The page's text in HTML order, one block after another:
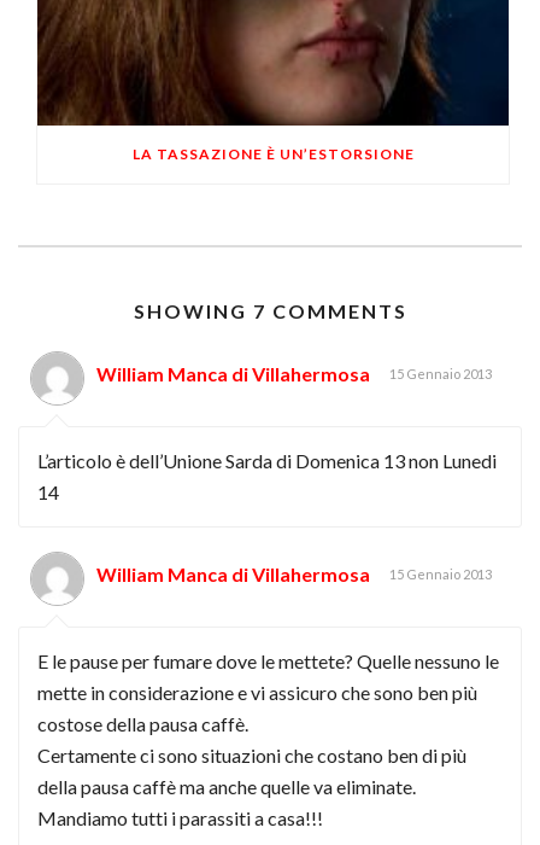
LA TASSAZIONE È UN’ESTORSIONE
SHOWING 7 COMMENTS
William Manca di Villahermosa 15 Gennaio 2013
L’articolo è dell’Unione Sarda di Domenica 13 non Lunedi
14
William Manca di Villahermosa 15 Gennaio 2013
E le pause per fumare dove le mettete? Quelle nessuno le
mette in considerazione e vi assicuro che sono ben più
costose della pausa caffè.
Certamente ci sono situazioni che costano ben di più
della pausa caffè ma anche quelle va eliminate.
Mandiamo tutti i parassiti a casa!!!